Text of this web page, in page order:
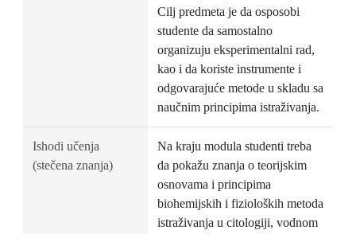
Cilj predmeta je da osposobi
studente da samostalno
organizuju eksperimentalni rad,
kao i da koriste instrumente i
odgovarajuće metode u skladu sa
naučnim principima istraživanja.
Ishodi učenja
(stečena znanja)
Na kraju modula studenti treba
da pokažu znanja o teorijskim
osnovama i principima
biohemijskih i fizioloških metoda
istraživanja u citologiji, vodnom